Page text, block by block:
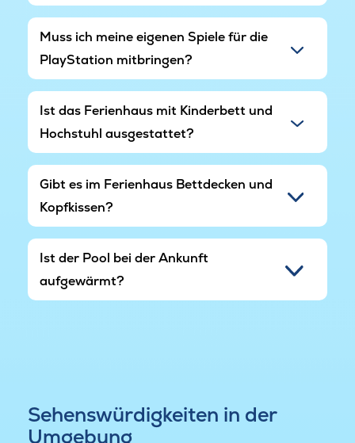
Muss ich meine eigenen Spiele für die
PlayStation mitbringen?
Ist das Ferienhaus mit Kinderbett und
Hochstuhl ausgestattet?
Gibt es im Ferienhaus Bettdecken und
Kopfkissen?
Ist der Pool bei der Ankunft
aufgewärmt?
Sehenswürdigkeiten in der
Umgebung